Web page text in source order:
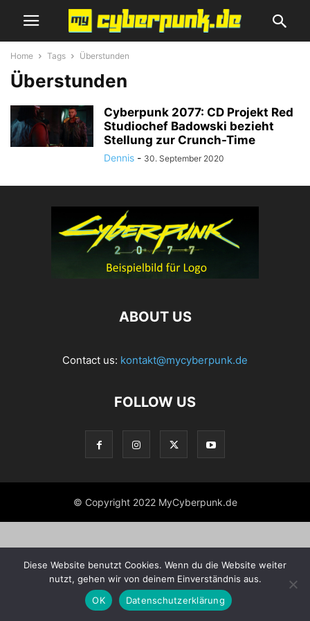
Home Tags Überstunden
Überstunden
Cyberpunk 2077: CD Projekt Red
Studiochef Badowski bezieht
Stellung zur Crunch-Time
Dennis - 30. September 2020
ABOUT US
Contact us: kontakt@mycyberpunk.de
FOLLOW US
© Copyright 2022 MyCyberpunk.de
Diese Website benutzt Cookies. Wenn du die Website weiter
nutzt, gehen wir von deinem Einverständnis aus.
OK
Datenschutzerklärung